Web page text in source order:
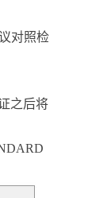
对照检
之后将